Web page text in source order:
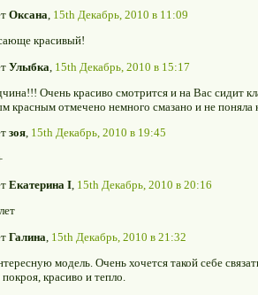
Оксана 15th Декабрь, 2010 в 11:09
красивый!
Улыбка 15th Декабрь, 2010 в 15:17
Очень красиво смотрится и на Вас сидит
красным отмечено немного смазано и не поняла
зоя, 15th Декабрь, 2010 в 19:45
Екатерина I 15th Декабрь, 2010 в 20:16
Галина 15th Декабрь, 2010 в 21:32
модель. Очень хочется такой себе
красиво и тепло.